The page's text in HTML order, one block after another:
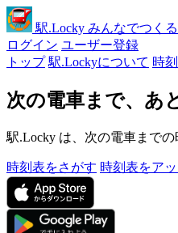
駅.Locky みんなでつく
ログイン ユーザー登録
トップ 駅.Lockyについて 時
次の電車まで、あ
駅.Locky は、次の電車まで
時刻表をさがす 時刻表をア